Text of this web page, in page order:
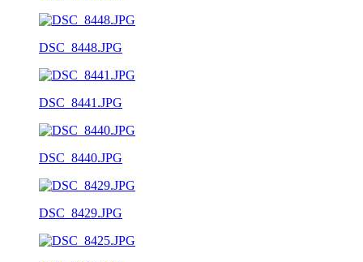
DSC_8448.JPG
DSC_8441.JPG
DSC_8440.JPG
DSC_8429.JPG